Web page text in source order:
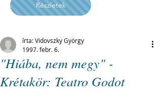
Részletek
"Hiába, nem megy" -
Krétakör: Teatro Godot
írta: Vidovszky György
1997. febr. 6.